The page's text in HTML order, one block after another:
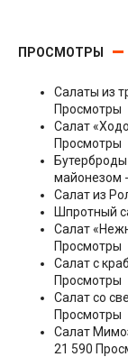
ПРОСМОТРЫ
Салаты из
Просмотры
Салат
Просмотры
майонезом
Салат из
Шпротный
Салат
Просмотры
Салат с
Просмотры
Салат со
Просмотры
Салат
21 590